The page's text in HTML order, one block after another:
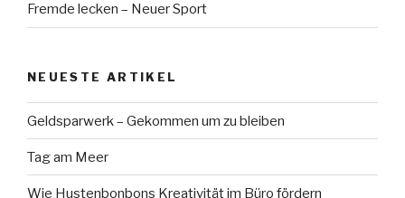
Fremde lecken – Neuer Sport
NEUESTE ARTIKEL
Geldsparwerk – Gekommen um zu bleiben
Tag am Meer
Wie Hustenbonbons Kreativität im Büro fördern